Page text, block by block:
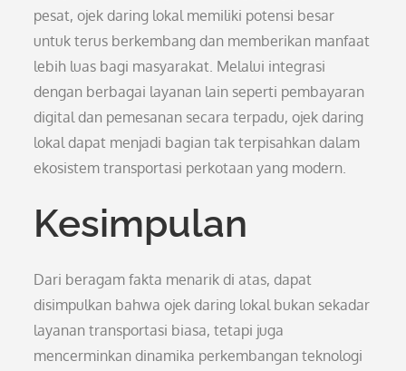
pesat, ojek daring lokal memiliki potensi besar
untuk terus berkembang dan memberikan manfaat
lebih luas bagi masyarakat. Melalui integrasi
dengan berbagai layanan lain seperti pembayaran
digital dan pemesanan secara terpadu, ojek daring
lokal dapat menjadi bagian tak terpisahkan dalam
ekosistem transportasi perkotaan yang modern.
Kesimpulan
Dari beragam fakta menarik di atas, dapat
disimpulkan bahwa ojek daring lokal bukan sekadar
layanan transportasi biasa, tetapi juga
mencerminkan dinamika perkembangan teknologi